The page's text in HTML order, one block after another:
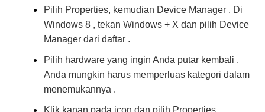
Pilih Properties, kemudian Device Manager . Di
Windows 8 , tekan Windows + X dan pilih Device
Manager dari daftar .
Pilih hardware yang ingin Anda putar kembali .
Anda mungkin harus memperluas kategori dalam
menemukannya .
Klik kanan pada icon dan pilih Properties .